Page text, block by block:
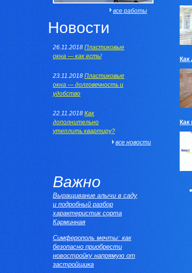
Как
все работы
Новости
26.11.2018 Пластиковые
окна — как есть!
23.11.2018 Пластиковые
окна — долговечность и
удобство
22.11.2018 Как
дополнительно
утеплить квартиру?
все новости
Важно
Выращивание алычи в саду
и подробный разбор
характеристик сорта
Карминная
Симферополь мечты: как
безопасно приобрести
новостройку напрямую от
застройщика